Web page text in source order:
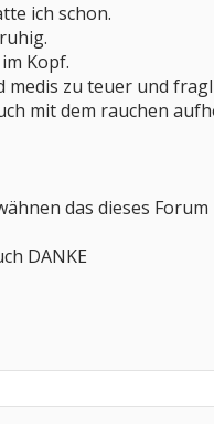
ich schon.
Kopf.
medis zu teuer und
mit dem rauchen
das dieses
DANKE